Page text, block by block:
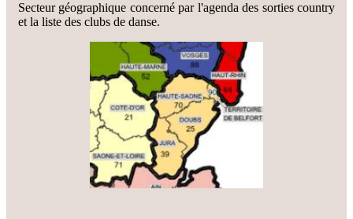
Secteur géographique concerné par l'agenda des sorties country
et la liste des clubs de danse.